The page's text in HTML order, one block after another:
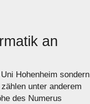
an
Hohenheim sondern
unter anderem
des Numerus